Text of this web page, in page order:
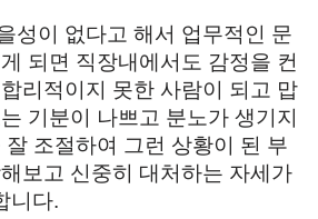
성이 없다고 해서 업무적인 문
되면 직장내에서도 감정을 컨
리적이지 못한 사람이 되고 맙
기분이 나쁘고 분노가 생기지
잘 조절하여 그런 상황이 된 부
보고 신중히 대처하는 자세가
니다.